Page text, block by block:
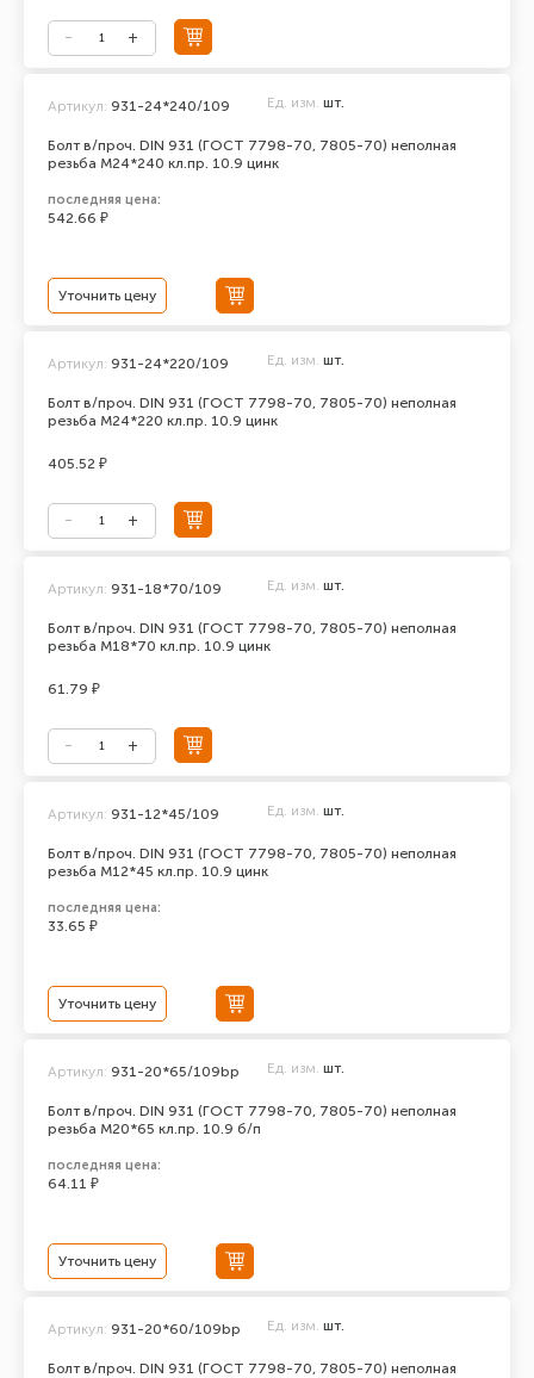
Болт в/проч. DIN 931 (ГОСТ 7798-70, 7805-70) неполная
резьба М24*240 кл.пр. 10.9 цинк
Артикул: 931-24*240/109 Ед. изм. шт.
последняя цена:
542.66 ₽
Уточнить цену
Болт в/проч. DIN 931 (ГОСТ 7798-70, 7805-70) неполная
резьба М24*220 кл.пр. 10.9 цинк
Артикул: 931-24*220/109 Ед. изм. шт.
405.52 ₽
Болт в/проч. DIN 931 (ГОСТ 7798-70, 7805-70) неполная
резьба М18*70 кл.пр. 10.9 цинк
Артикул: 931-18*70/109 Ед. изм. шт.
61.79 ₽
Болт в/проч. DIN 931 (ГОСТ 7798-70, 7805-70) неполная
резьба М12*45 кл.пр. 10.9 цинк
Артикул: 931-12*45/109 Ед. изм. шт.
последняя цена:
33.65 ₽
Уточнить цену
Болт в/проч. DIN 931 (ГОСТ 7798-70, 7805-70) неполная
резьба М20*65 кл.пр. 10.9 б/п
Артикул: 931-20*65/109bp Ед. изм. шт.
последняя цена:
64.11 ₽
Уточнить цену
Болт в/проч. DIN 931 (ГОСТ 7798-70, 7805-70) неполная
Артикул: 931-20*60/109bp Ед. изм. шт.